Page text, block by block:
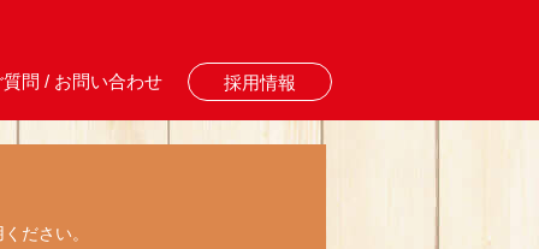
問 / お問い合わせ 採用情報
ださい。